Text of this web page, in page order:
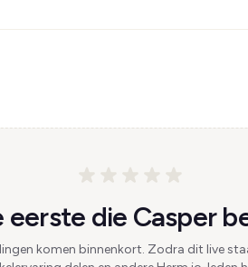
eerste die Casper
komen binnenkort. Zodra dit live